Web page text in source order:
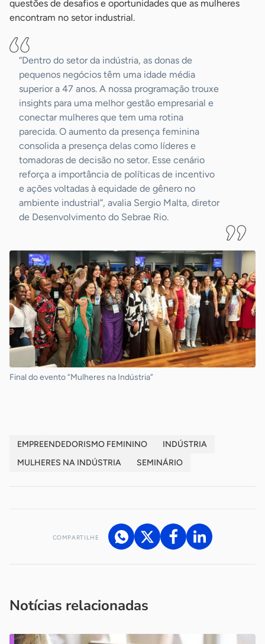
questões de desafios e oportunidades que as mulheres
encontram no setor industrial.
“Dentro do setor da indústria, as donas de
pequenos negócios têm uma idade média
superior a 47 anos. A nossa programação trouxe
insights para uma melhor gestão empresarial e
conectar mulheres que tem uma rotina
parecida. O aumento da presença feminina
consolida a presença delas como líderes e
tomadoras de decisão no setor. Esse cenário
reforça a importância de políticas de incentivo
e ações voltadas à equidade de gênero no
ambiente industrial”, avalia Sergio Malta, diretor
de Desenvolvimento do Sebrae Rio.
Final do evento “Mulheres na Indústria”
EMPREENDEDORISMO FEMININO
INDÚSTRIA
MULHERES NA INDÚSTRIA
SEMINÁRIO
COMPARTILHE
Notícias relacionadas